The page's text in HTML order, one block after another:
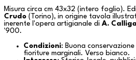
Misura circa cm 43x32 (intero foglio).
Crudo (Torino), in origine tavola
inerente l'opera artigianale di A.
'900.
Condizioni: Buona
fioriture marginali. Verso bianco.